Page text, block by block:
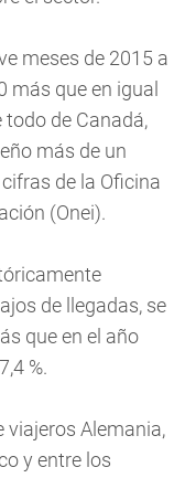
meses de 2015 a
más que en igual
de Canadá,
más de un
de la Oficina
(Onei).
de llegadas, se
que en el año
%.
viajeros Alemania,
y entre los